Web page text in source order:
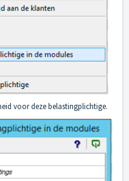
voor deze belastingplichtige.